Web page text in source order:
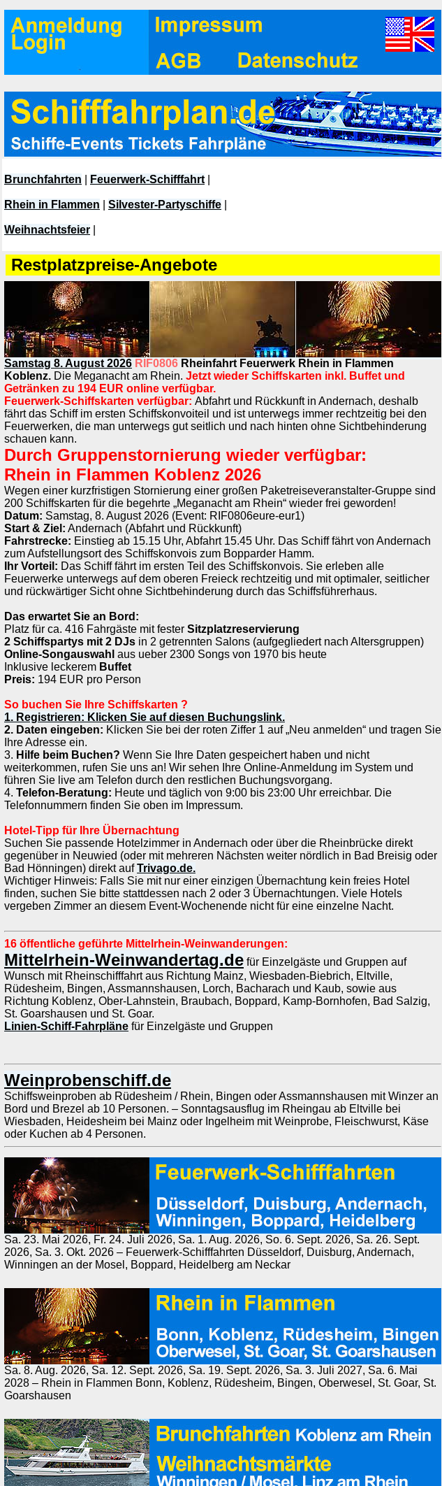
Brunchfahrten Feuerwerk-Schifffahrt
Rhein in Flammen Silvester-Partyschiffe
Weihnachtsfeier
Restplatzpreise-Angebote
Samstag 8. August 2026 RIF0806 Rheinfahrt Feuerwerk Rhein in Flammen
Koblenz. Die Meganacht am Rhein. Jetzt wieder Schiffskarten inkl. Buffet und
Getränken zu 194 EUR online verfügbar.
Feuerwerk-Schiffskarten verfügbar: Abfahrt und Rückkunft in Andernach, deshalb
fährt das Schiff im ersten Schiffskonvoiteil und ist unterwegs immer rechtzeitig bei den
Feuerwerken, die man unterwegs gut seitlich und nach hinten ohne Sichtbehinderung
schauen kann.
Durch Gruppenstornierung wieder verfügbar:
Rhein in Flammen Koblenz 2026
Wegen einer kurzfristigen Stornierung einer großen Paketreiseveranstalter-Gruppe sind
200 Schiffskarten für die begehrte „Meganacht am Rhein“ wieder frei geworden!
Datum: Samstag, 8. August 2026 (Event: RIF0806eure-eur1)
Start & Ziel: Andernach (Abfahrt und Rückkunft)
Fahrstrecke: Einstieg ab 15.15 Uhr, Abfahrt 15.45 Uhr. Das Schiff fährt von Andernach
zum Aufstellungsort des Schiffskonvois zum Bopparder Hamm.
Ihr Vorteil: Das Schiff fährt im ersten Teil des Schiffskonvois. Sie erleben alle
Feuerwerke unterwegs auf dem oberen Freieck rechtzeitig und mit optimaler, seitlicher
und rückwärtiger Sicht ohne Sichtbehinderung durch das Schiffsführerhaus.
Das erwartet Sie an Bord:
Platz für ca. 416 Fahrgäste mit fester Sitzplatzreservierung
2 Schiffspartys mit 2 DJs in 2 getrennten Salons (aufgegliedert nach Altersgruppen)
Online-Songauswahl aus ueber 2300 Songs von 1970 bis heute
Inklusive leckerem Buffet
Preis: 194 EUR pro Person
So buchen Sie Ihre Schiffskarten ?
1. Registrieren: Klicken Sie auf diesen Buchungslink.
2. Daten eingeben: Klicken Sie bei der roten Ziffer 1 auf „Neu anmelden“ und tragen Sie
Ihre Adresse ein.
3. Hilfe beim Buchen? Wenn Sie Ihre Daten gespeichert haben und nicht
weiterkommen, rufen Sie uns an! Wir sehen Ihre Online-Anmeldung im System und
führen Sie live am Telefon durch den restlichen Buchungsvorgang.
4. Telefon-Beratung: Heute und täglich von 9:00 bis 23:00 Uhr erreichbar. Die
Telefonnummern finden Sie oben im Impressum.
Hotel-Tipp für Ihre Übernachtung
Suchen Sie passende Hotelzimmer in Andernach oder über die Rheinbrücke direkt
gegenüber in Neuwied (oder mit mehreren Nächsten weiter nördlich in Bad Breisig oder
Bad Hönningen) direkt aufTrivago.de.
Wichtiger Hinweis: Falls Sie mit nur einer einzigen Übernachtung kein freies Hotel
finden, suchen Sie bitte stattdessen nach 2 oder 3 Übernachtungen. Viele Hotels
vergeben Zimmer an diesem Event-Wochenende nicht für eine einzelne Nacht.
16 öffentliche geführte Mittelrhein-Weinwanderungen:
Mittelrhein-Weinwandertag.de für Einzelgäste und Gruppen auf
Wunsch mit Rheinschifffahrt aus Richtung Mainz, Wiesbaden-Biebrich, Eltville,
Rüdesheim, Bingen, Assmannshausen, Lorch, Bacharach und Kaub, sowie aus
Richtung Koblenz, Ober-Lahnstein, Braubach, Boppard, Kamp-Bornhofen, Bad Salzig,
St. Goarshausen und St. Goar.
Linien-Schiff-Fahrpläne für Einzelgäste und Gruppen
Weinprobenschiff.de
Schiffsweinproben ab Rüdesheim / Rhein, Bingen oder Assmannshausen mit Winzer an
Bord und Brezel ab 10 Personen. – Sonntagsausflug im Rheingau ab Eltville bei
Wiesbaden, Heidesheim bei Mainz oder Ingelheim mit Weinprobe, Fleischwurst, Käse
oder Kuchen ab 4 Personen.
Sa. 23. Mai 2026, Fr. 24. Juli 2026, Sa. 1. Aug. 2026, So. 6. Sept. 2026, Sa. 26. Sept.
2026, Sa. 3. Okt. 2026 – Feuerwerk-Schifffahrten Düsseldorf, Duisburg, Andernach,
Winningen an der Mosel, Boppard, Heidelberg am Neckar
Sa. 8. Aug. 2026, Sa. 12. Sept. 2026, Sa. 19. Sept. 2026, Sa. 3. Juli 2027, Sa. 6. Mai
2028 – Rhein in Flammen Bonn, Koblenz, Rüdesheim, Bingen, Oberwesel, St. Goar, St.
Goarshausen